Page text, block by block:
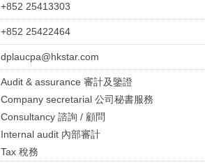
+852 25413303
+852 25422464
dplaucpa@hkstar.com
Audit & assurance 審計及鑒證
Company secretarial 公司秘書服務
Consultancy 諮詢 / 顧問
Internal audit 內部審計
Tax 稅務